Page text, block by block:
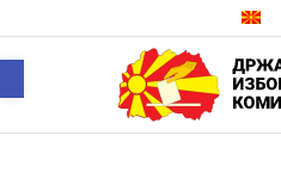
Open toolbar